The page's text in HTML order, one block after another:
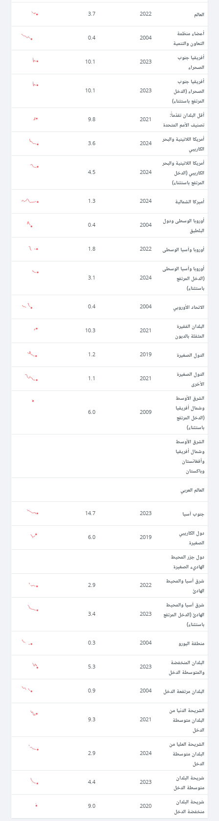
العالم 2022
3.7
أعضاء منظمة
التعاون والتنمية
2004
0.4
أفريقيا جنوب
الصحراء
2023
10.1
أفريقيا جنوب
الصحراء (الدخل
المرتفع باستثناء)
2023
10.1
أقل البلدان تقدّماً:
تصنيف الأمم المتحدة
2021
9.8
أمريكا اللاتينية والبحر
الكاريبي
2024
3.6
أمريكا اللاتينية والبحر
الكاريبي (الدخل
المرتفع باستثناء)
2024
4.5
أميركا الشمالية 2024
1.3
أوروبا الوسطى ودول
البلطيق
2004
0.4
أوروبا وآسيا الوسطى 2022
1.8
أوروبا وآسيا الوسطى
(الدخل المرتفع
باستثناء)
2024
3.1
الاتحاد الأوروبي 2004
0.4
البلدان الفقيرة
المثقلة بالديون
2021
10.3
الدول الصغيرة 2019
1.2
الدول الصغيرة
الأخرى
2021
1.1
الشرق الأوسط
وشمال أفريقيا
(الدخل المرتفع
باستثناء)
2009
6.0
الشرق الأوسط
وشمال أفريقيا
وأفغانستان
وباكستان
العالم العربي
جنوب آسيا 2023
14.7
دول الكاريبي
الصغيرة
2019
6.0
دول جزر المحيط
الهاديء الصغيرة
شرق آسيا والمحيط
الهادئ
2022
2.9
شرق آسيا والمحيط
الهادئ (الدخل المرتفع
باستثناء)
2023
3.4
منطقة اليورو 2004
0.3
البلدان المنخفضة
والمتوسطة الدخل
2023
5.3
البلدان مرتفعة الدخل 2004
0.9
الشريحة الدنيا من
البلدان متوسطة
الدخل
2021
9.3
الشريحة العليا من
البلدان متوسطة
الدخل
2024
2.9
شريحة البلدان
متوسطة الدخل
2023
4.4
شريحة البلدان
منخفضة الدخل
2020
9.0